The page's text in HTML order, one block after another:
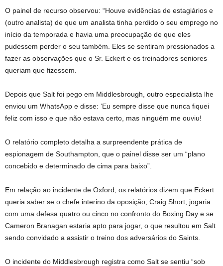
O painel de recurso observou: “Houve evidências de estagiários e
(outro analista) de que um analista tinha perdido o seu emprego no
início da temporada e havia uma preocupação de que eles
pudessem perder o seu também. Eles se sentiram pressionados a
fazer as observações que o Sr. Eckert e os treinadores seniores
queriam que fizessem.
Depois que Salt foi pego em Middlesbrough, outro especialista lhe
enviou um WhatsApp e disse: ‘Eu sempre disse que nunca fiquei
feliz com isso e que não estava certo, mas ninguém me ouviu!
O relatório completo detalha a surpreendente prática de
espionagem de Southampton, que o painel disse ser um “plano
concebido e determinado de cima para baixo”.
Em relação ao incidente de Oxford, os relatórios dizem que Eckert
queria saber se o chefe interino da oposição, Craig Short, jogaria
com uma defesa quatro ou cinco no confronto do Boxing Day e se
Cameron Branagan estaria apto para jogar, o que resultou em Salt
sendo convidado a assistir o treino dos adversários do Saints.
O incidente do Middlesbrough registra como Salt se sentiu “sob